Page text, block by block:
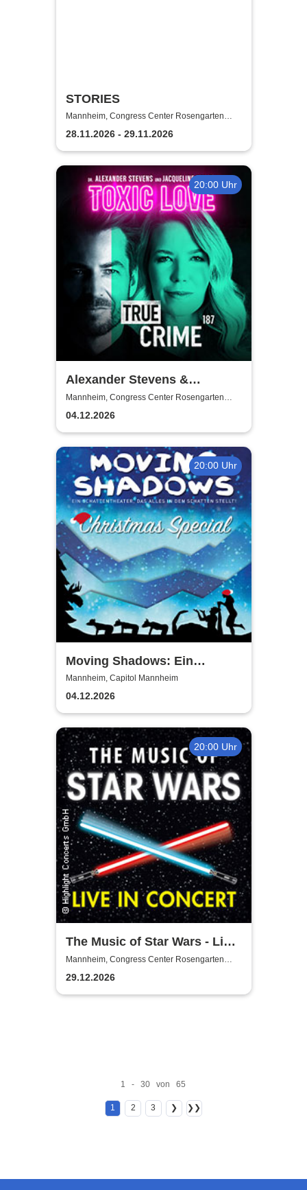
STORIES
Mannheim, Congress Center Rosengarten
Mannheim
28.11.2026 - 29.11.2026
20:00 Uhr
Alexander Stevens &
Jacqueline Belle - True Crime
- Toxic Love
Mannheim, Congress Center Rosengarten
Mannheim
04.12.2026
20:00 Uhr
Moving Shadows: Ein
Schattentheater, das alles in
den Schatten stellt -
Christmas Special
Mannheim, Capitol Mannheim
04.12.2026
20:00 Uhr
The Music of Star Wars - Live
in Concert
Mannheim, Congress Center Rosengarten
Mannheim
29.12.2026
1 - 30 von 65
1 2 3 ❯ ❯❯